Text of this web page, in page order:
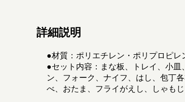
詳細説明
●材質：ポリエチレン・ポリプロピレ
●セット内容：まな板、トレイ、小
ン、フォーク、ナイフ、はし、包丁
べ、おたま、フライがえし、しゃも